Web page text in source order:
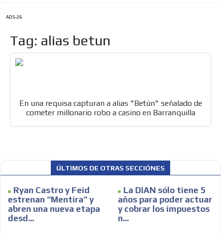
ADS-26
Tag: alias betun
En una requisa capturan a alias "Betún" señalado de
cometer millonario robo a casino en Barranquilla
ÚLTIMOS DE OTRAS SECCIÓNES
Ryan Castro y Feid
estrenan “Mentira” y
abren una nueva etapa
desd...
La DIAN sólo tiene 5
años para poder actuar
y cobrar los impuestos
n...